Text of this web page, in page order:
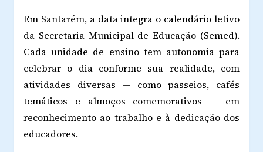
Em Santarém, a data integra o calendário letivo
da Secretaria Municipal de Educação (Semed).
Cada unidade de ensino tem autonomia para
celebrar o dia conforme sua realidade, com
atividades diversas — como passeios, cafés
temáticos e almoços comemorativos — em
reconhecimento ao trabalho e à dedicação dos
educadores.